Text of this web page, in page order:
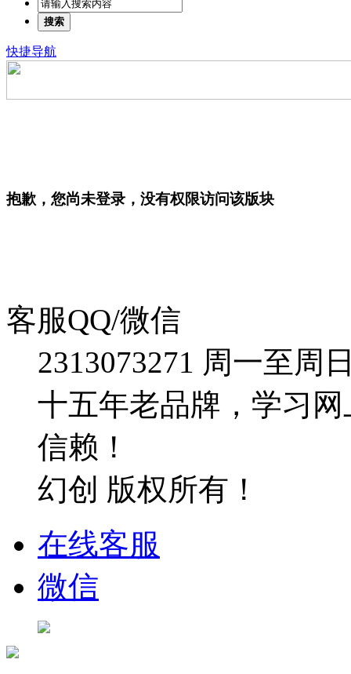
搜索
快捷导航
抱歉，您尚未登录，没有权限访问该版块
客服QQ/微信
2313073271 周一至周
十五年老品牌，学习
信赖！
幻创 版权所有！
在线客服
微信